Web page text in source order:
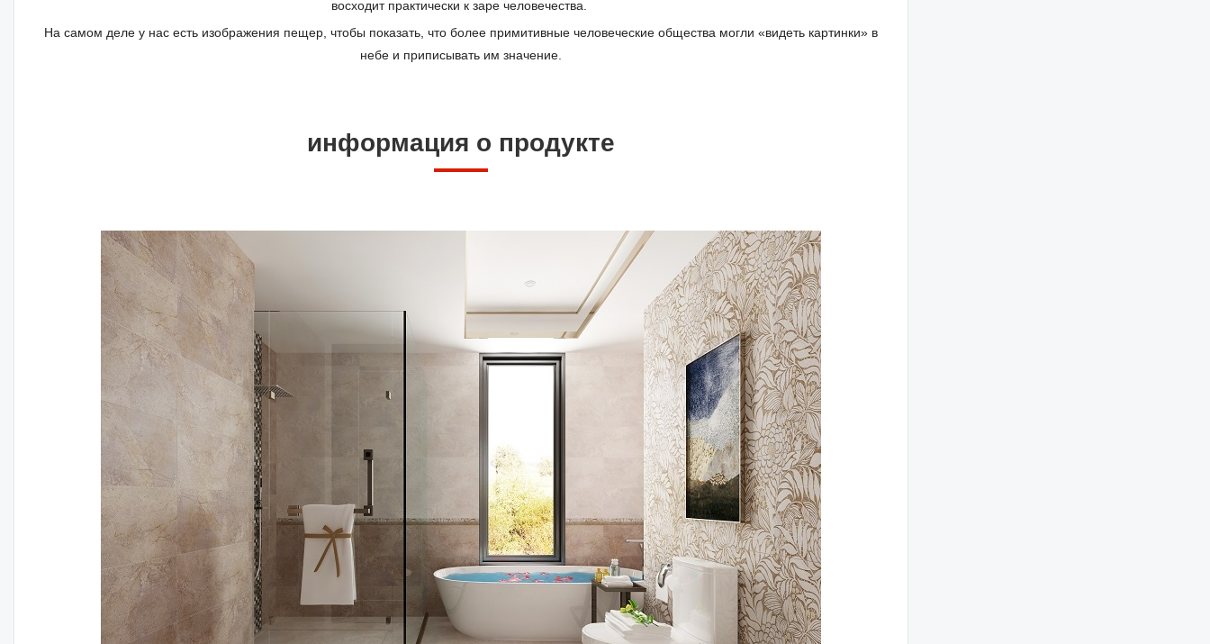
восходит практически к заре человечества.
На самом деле у нас есть изображения пещер, чтобы показать, что более примитивные человеческие общества могли «видеть картинки» в
небе и приписывать им значение.
информация о продукте